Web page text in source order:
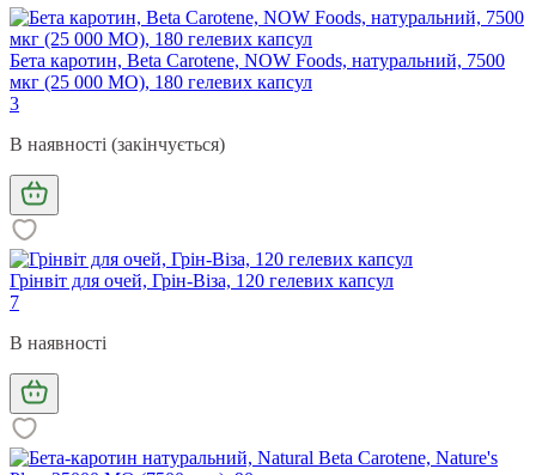
Бета каротин, Beta Carotene, NOW Foods, натуральний, 7500
мкг (25 000 МО), 180 гелевих капсул
3
В наявності (закінчується)
Грінвіт для очей, Грін-Віза, 120 гелевих капсул
7
В наявності